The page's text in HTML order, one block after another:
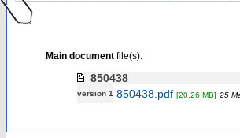
Main documentfile(s):
850438
version 1 850438.pdf [20.26 MB] 25